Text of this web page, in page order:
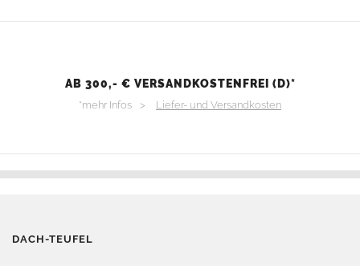
AB 300,- € VERSANDKOSTENFREI (D)*
*mehr Infos > Liefer- und Versandkosten
DACH-TEUFEL